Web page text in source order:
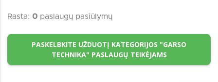
Rasta: 0 paslaugų pasiūlymų
PASKELBKITE UŽDUOTĮ KATEGORIJOS "GARSO
TECHNIKA" PASLAUGŲ TEIKĖJAMS